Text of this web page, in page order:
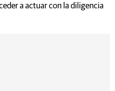
a actuar con la diligencia